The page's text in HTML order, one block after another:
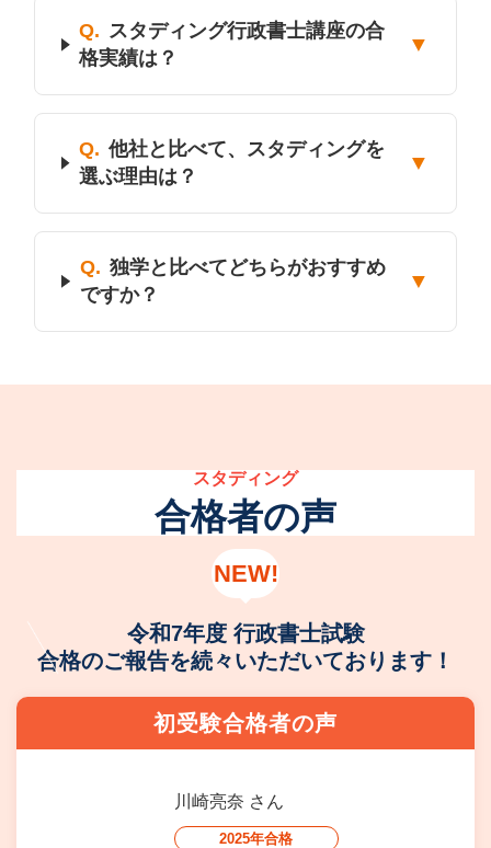
Q. スタディング行政書士講座の合
格実績は？
▼
Q. 他社と比べて、スタディングを
選ぶ理由は？
▼
Q. 独学と比べてどちらがおすすめ
ですか？
▼
スタディング
合格者の声
NEW!
令和7年度 行政書士試験
合格のご報告を続々いただいております！
初受験合格者の声
川崎亮奈 さん
2025年合格